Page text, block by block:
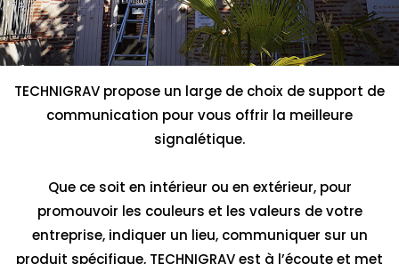
TECHNIGRAV propose un large de choix de support de
communication pour vous offrir la meilleure
signalétique.
Que ce soit en intérieur ou en extérieur, pour
promouvoir les couleurs et les valeurs de votre
entreprise, indiquer un lieu, communiquer sur un
produit spécifique, TECHNIGRAV est à l’écoute et met